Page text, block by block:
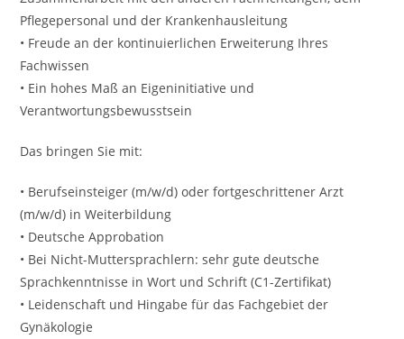
Pflegepersonal und der Krankenhausleitung
• Freude an der kontinuierlichen Erweiterung Ihres
Fachwissen
• Ein hohes Maß an Eigeninitiative und
Verantwortungsbewusstsein
Das bringen Sie mit:
• Berufseinsteiger (m/w/d) oder fortgeschrittener Arzt
(m/w/d) in Weiterbildung
• Deutsche Approbation
• Bei Nicht-Muttersprachlern: sehr gute deutsche
Sprachkenntnisse in Wort und Schrift (C1-Zertifikat)
• Leidenschaft und Hingabe für das Fachgebiet der
Gynäkologie